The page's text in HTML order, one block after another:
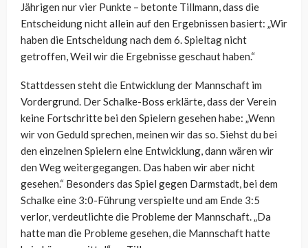
Jährigen nur vier Punkte – betonte Tillmann, dass die
Entscheidung nicht allein auf den Ergebnissen basiert: „Wir
haben die Entscheidung nach dem 6. Spieltag nicht
getroffen, Weil wir die Ergebnisse geschaut haben.“
Stattdessen steht die Entwicklung der Mannschaft im
Vordergrund. Der Schalke-Boss erklärte, dass der Verein
keine Fortschritte bei den Spielern gesehen habe: „Wenn
wir von Geduld sprechen, meinen wir das so. Siehst du bei
den einzelnen Spielern eine Entwicklung, dann wären wir
den Weg weitergegangen. Das haben wir aber nicht
gesehen.“ Besonders das Spiel gegen Darmstadt, bei dem
Schalke eine 3:0-Führung verspielte und am Ende 3:5
verlor, verdeutlichte die Probleme der Mannschaft. „Da
hatte man die Probleme gesehen, die Mannschaft hatte